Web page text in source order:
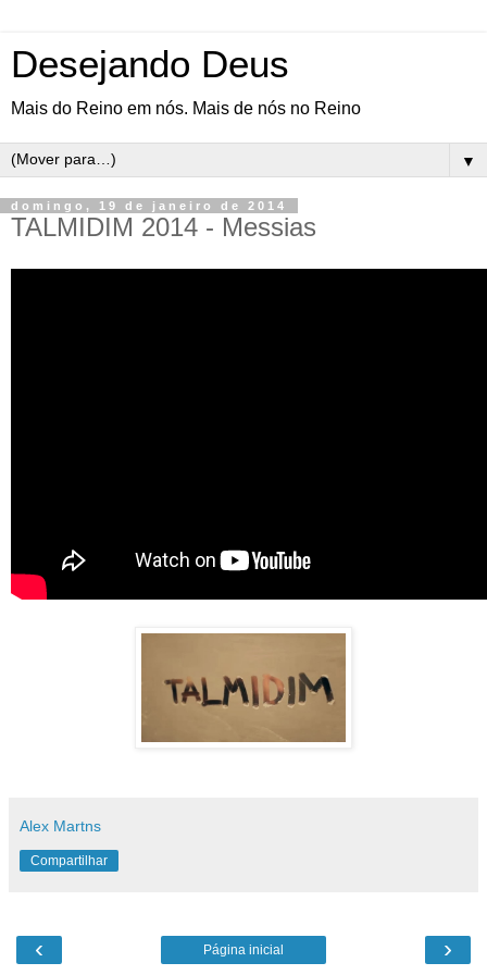
Desejando Deus
Mais do Reino em nós. Mais de nós no Reino
▼
domingo, 19 de janeiro de 2014
TALMIDIM 2014 - Messias
Alex Martns
Compartilhar
‹ ›
Página inicial